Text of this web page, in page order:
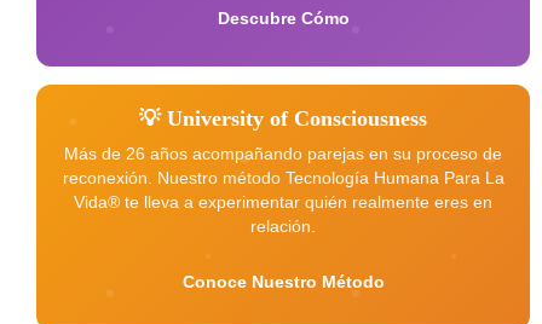
Descubre Cómo
💡 University of Consciousness
Más de 26 años acompañando parejas en su proceso de
reconexión. Nuestro método Tecnología Humana Para La
Vida® te lleva a experimentar quién realmente eres en
relación.
Conoce Nuestro Método